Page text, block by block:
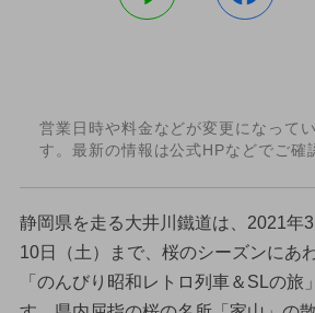
営業日時や料金などが変更になって
す。最新の情報は公式HPなどでご確
静岡県を走る大井川鐵道は、2021年
10日（土）まで、桜のシーズンにあ
「のんびり昭和レトロ列車＆SLの旅